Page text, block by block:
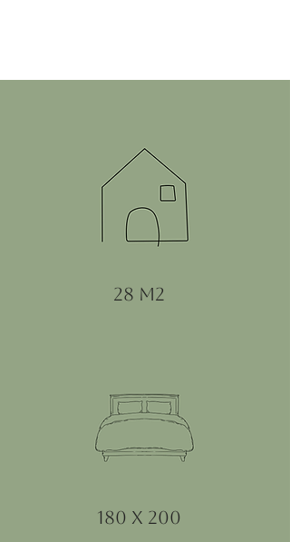
28 m2
180 x 200